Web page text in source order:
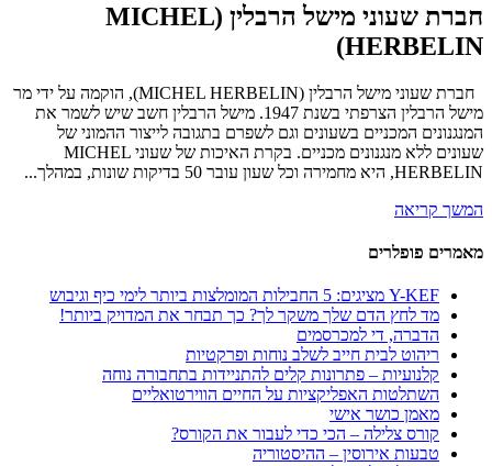
חברת שעוני מישל הרבלין (MICHEL
HERBELIN)
חברת שעוני מישל הרבלין (MICHEL HERBELIN), הוקמה על ידי מר
מישל הרבלין הצרפתי בשנת 1947. מישל הרבלין חשב שיש לשמר את
המנגנונים המכניים בשעונים וגם לשפרם בתגובה לייצור ההמוני של
שעונים ללא מנגנונים מכניים. בקרת האיכות של שעוני MICHEL
HERBELIN, היא מחמירה וכל שעון עובר 50 בדיקות שונות, במהלך...
המשך קריאה
מאמרים פופלרים
Y-KEF מציגים: 5 החבילות המומלצות ביותר לימי כיף וגיבוש
מד לחץ הדם שלך משקר לך? כך תבחר את המדויק ביותר!
הדברה, די למכרסמים
ריהוט לבית חייב לשלב נוחות ופרקטיות
קלנועיות – פתרונות קלים להתניידות בתחבורה נוחה
השתלטות האפליקציות על החיים הווירטואליים
מאמן כושר אישי
קורס צלילה – הכי כדי לעבור את הקורס?
טבעות אירוסין – ההיסטוריה